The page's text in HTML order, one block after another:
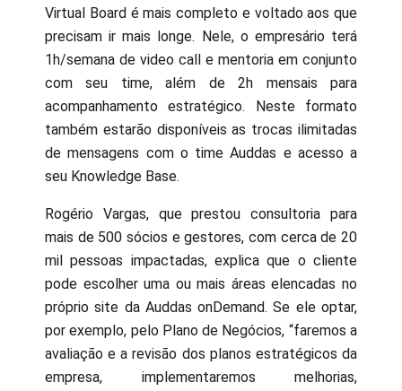
Virtual Board é mais completo e voltado aos que
precisam ir mais longe. Nele, o empresário terá
1h/semana de video call e mentoria em conjunto
com seu time, além de 2h mensais para
acompanhamento estratégico. Neste formato
também estarão disponíveis as trocas ilimitadas
de mensagens com o time Auddas e acesso a
seu Knowledge Base.
Rogério Vargas, que prestou consultoria para
mais de 500 sócios e gestores, com cerca de 20
mil pessoas impactadas, explica que o cliente
pode escolher uma ou mais áreas elencadas no
próprio site da Auddas onDemand. Se ele optar,
por exemplo, pelo Plano de Negócios, “faremos a
avaliação e a revisão dos planos estratégicos da
empresa, implementaremos melhorias,